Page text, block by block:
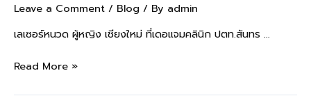
Leave a Comment / Blog / By admin
เลเซอร์หนวด ผู้หญิง เชียงใหม่ ที่เดอแจมคลินิก ปตท.สันทร …
Read More »